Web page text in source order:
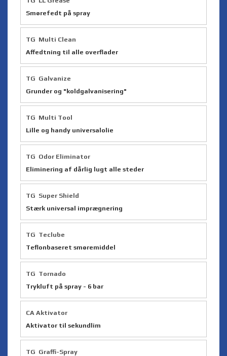
Smørefedt på spray
TG Multi Clean
Affedtning til alle overflader
TG Galvanize
Grunder og "koldgalvanisering"
TG Multi Tool
Lille og handy universalolie
TG Odor Eliminator
Eliminering af dårlig lugt alle steder
TG Super Shield
Stærk universal imprægnering
TG Teclube
Teflonbaseret smøremiddel
TG Tornado
Trykluft på spray - 6 bar
CA Aktivator
Aktivator til sekundlim
TG Graffi-Spray